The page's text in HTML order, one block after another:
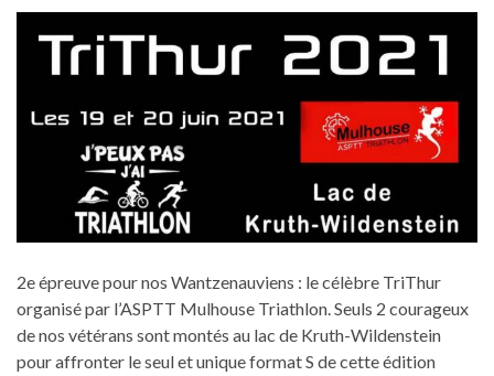
2e épreuve pour nos Wantzenauviens : le célèbre TriThur
organisé par l’ASPTT Mulhouse Triathlon. Seuls 2 courageux
de nos vétérans sont montés au lac de Kruth-Wildenstein
pour affronter le seul et unique format S de cette édition